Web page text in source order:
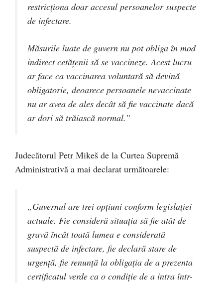
restricționa doar accesul persoanelor suspecte
de infectare.
Măsurile luate de guvern nu pot obliga în mod
indirect cetățenii să se vaccineze. Acest lucru
ar face ca vaccinarea voluntară să devină
obligatorie, deoarece persoanele nevaccinate
nu ar avea de ales decât să fie vaccinate dacă
ar dori să trăiască normal.”
Judecătorul Petr Mikeš de la Curtea Supremă
Administrativă a mai declarat următoarele:
„Guvernul are trei opțiuni conform legislației
actuale. Fie consideră situația să fie atât de
gravă încât toată lumea e considerată
suspectă de infectare, fie declară stare de
urgență, fie renunță la obligația de a prezenta
certificatul verde ca o condiție de a intra într-